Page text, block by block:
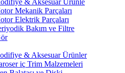
& Aksesuar Ürünle
Mekanik Parçaları
Elektrik Parçaları
Bakım ve Filtre
& Aksesuar Ürünler
iç Trim Malzemeleri